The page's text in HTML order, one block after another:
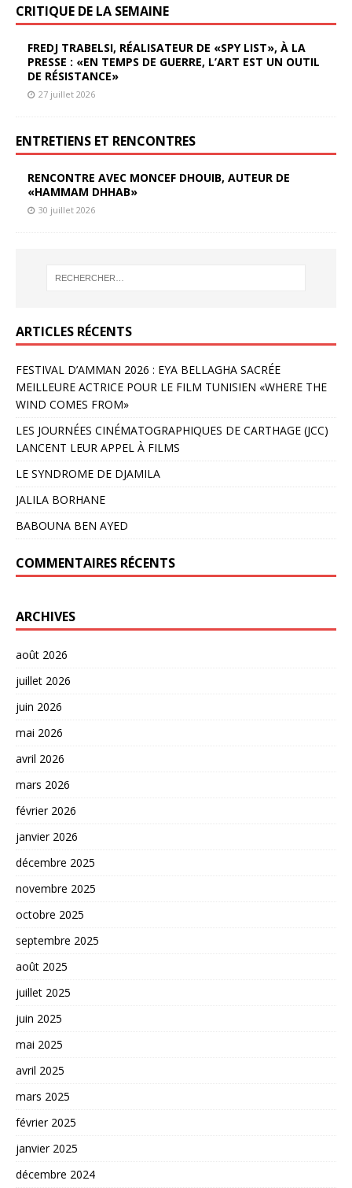
CRITIQUE DE LA SEMAINE
FREDJ TRABELSI, RÉALISATEUR DE «SPY LIST», À LA
PRESSE : «EN TEMPS DE GUERRE, L’ART EST UN OUTIL
DE RÉSISTANCE»
27 juillet 2026
ENTRETIENS ET RENCONTRES
RENCONTRE AVEC MONCEF DHOUIB, AUTEUR DE
«HAMMAM DHHAB»
30 juillet 2026
ARTICLES RÉCENTS
FESTIVAL D’AMMAN 2026 : EYA BELLAGHA SACRÉE
MEILLEURE ACTRICE POUR LE FILM TUNISIEN «WHERE THE
WIND COMES FROM»
LES JOURNÉES CINÉMATOGRAPHIQUES DE CARTHAGE (JCC)
LANCENT LEUR APPEL À FILMS
LE SYNDROME DE DJAMILA
JALILA BORHANE
BABOUNA BEN AYED
COMMENTAIRES RÉCENTS
ARCHIVES
août 2026
juillet 2026
juin 2026
mai 2026
avril 2026
mars 2026
février 2026
janvier 2026
décembre 2025
novembre 2025
octobre 2025
septembre 2025
août 2025
juillet 2025
juin 2025
mai 2025
avril 2025
mars 2025
février 2025
janvier 2025
décembre 2024